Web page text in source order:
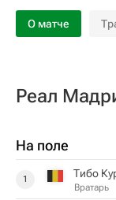
О матче
Реал
На поле
1 Тибо
Вратарь